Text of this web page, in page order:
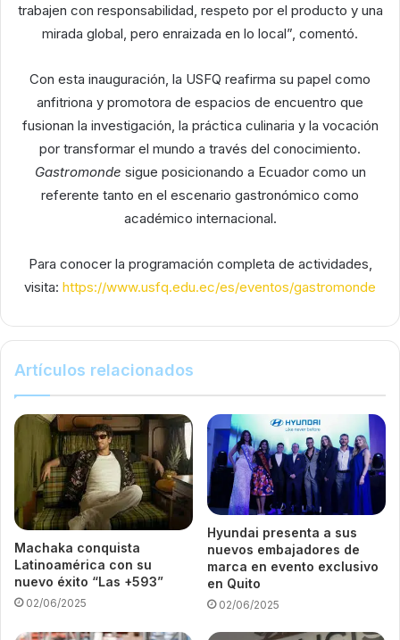
trabajen con responsabilidad, respeto por el producto y una
mirada global, pero enraizada en lo local”, comentó.
Con esta inauguración, la USFQ reafirma su papel como
anfitriona y promotora de espacios de encuentro que
fusionan la investigación, la práctica culinaria y la vocación
por transformar el mundo a través del conocimiento.
Gastromonde sigue posicionando a Ecuador como un
referente tanto en el escenario gastronómico como
académico internacional.
Para conocer la programación completa de actividades,
visita: https://www.usfq.edu.ec/es/eventos/gastromonde
Artículos relacionados
Machaka conquista
Latinoamérica con su
nuevo éxito “Las +593”
02/06/2025
Hyundai presenta a sus
nuevos embajadores de
marca en evento exclusivo
en Quito
02/06/2025